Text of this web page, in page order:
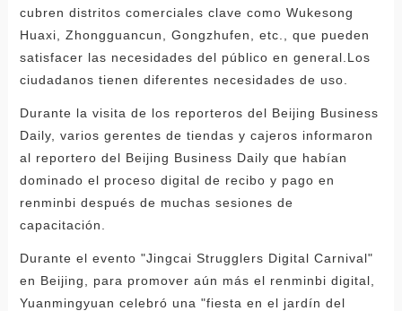
cubren distritos comerciales clave como Wukesong
Huaxi, Zhongguancun, Gongzhufen, etc., que pueden
satisfacer las necesidades del público en general.Los
ciudadanos tienen diferentes necesidades de uso.
Durante la visita de los reporteros del Beijing Business
Daily, varios gerentes de tiendas y cajeros informaron
al reportero del Beijing Business Daily que habían
dominado el proceso digital de recibo y pago en
renminbi después de muchas sesiones de
capacitación.
Durante el evento "Jingcai Strugglers Digital Carnival"
en Beijing, para promover aún más el renminbi digital,
Yuanmingyuan celebró una "fiesta en el jardín del